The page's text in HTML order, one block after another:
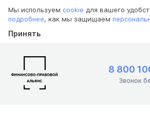
Мы используем cookie для вашего
подробнее, как мы защищаем
Принять
8 800
Звонок